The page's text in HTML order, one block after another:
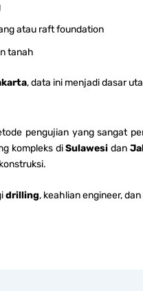
atau raft foundation
tanah
, data ini menjadi dasar
pengujian yang sangat
kompleks diSulawesi dan
drilling, keahlian engineer,